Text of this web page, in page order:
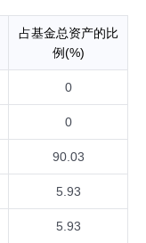
占基金总资产的比
例(%)
0
0
90.03
5.93
5.93